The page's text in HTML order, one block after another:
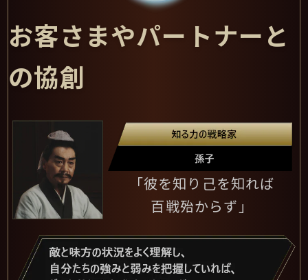
お客さまやパートナーと
の協創
「彼を知り己を知れば
百戦殆からず」